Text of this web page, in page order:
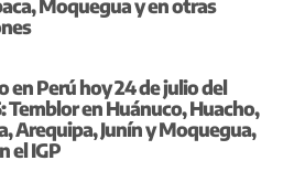
Moquegua y en otras
en Perú hoy 24 de julio del
Temblor en Huánuco, Huacho,
Arequipa, Junín y Moquegua,
el IGP